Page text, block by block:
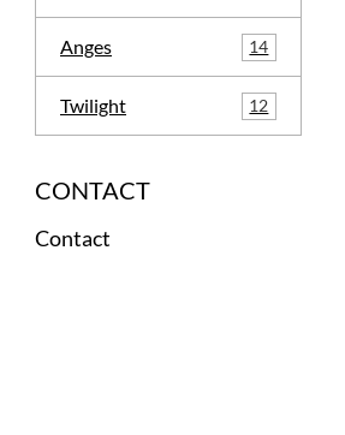
Anges 14
Twilight 12
CONTACT
Contact